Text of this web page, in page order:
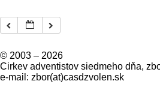
© 2003 – 2026
Cirkev adventistov siedmeho dňa,
e-mail: zbor(at)casdzvolen.sk